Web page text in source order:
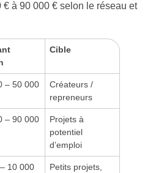
à 90 000 € selon le réseau et
Cible
– 50 000
Créateurs /
repreneurs
– 90 000
Projets à
potentiel
d’emploi
10 000
Petits projets,